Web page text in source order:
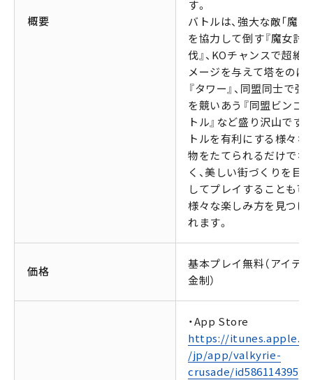
概要
す。
バトルは、強大な敵「魔女
を協力して倒す『魔女討
伐』、KOチャンスで超絶
メージを与えて塔をのぼ
『タワー』、同盟同士で強
を競いあう『同盟ビンゴ
トル』など盛り沢山です
トルを有利にする様々な
物をたてられるだけでな
く、美しい街づくりを目
してプレイすることも可
様々な楽しみ方を見つけ
れます。
価格
基本プレイ無料（アイテ
金制）
・App Store
https://
/jp/app/valkyrie-
crusade/id586114395